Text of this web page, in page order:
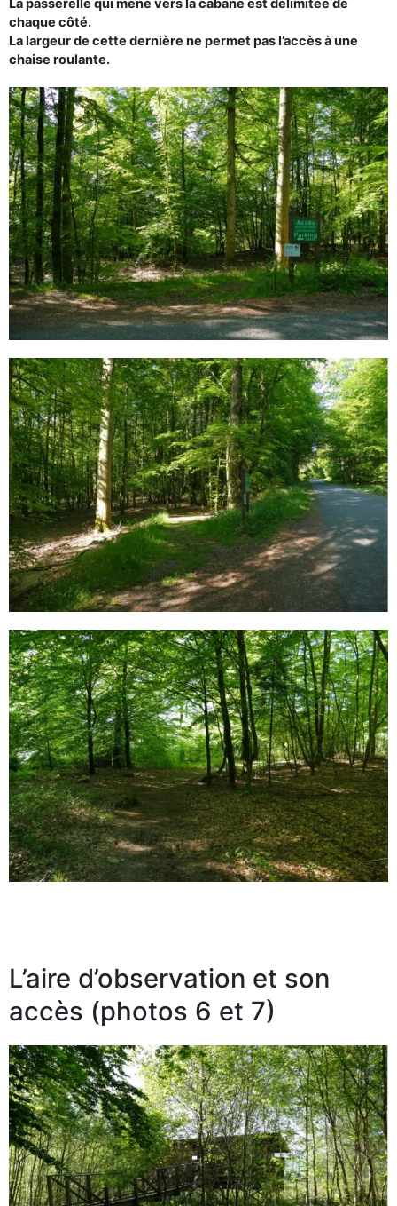
La passerelle qui mène vers la cabane est délimitée de
chaque côté.
La largeur de cette dernière ne permet pas l’accès à une
chaise roulante.
L’aire d’observation et son
accès (photos 6 et 7)